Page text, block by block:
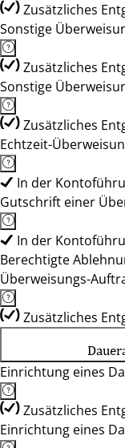
Zusätzliches
Sonstige
Zusätzliches
Sonstige
Zusätzliches
Echtzeit-
In der
Gutschrift einer
In der
Berechtigte
Überweisungs-
Zusätzliches
Einrichtung eines
Zusätzliches
Einrichtung eines